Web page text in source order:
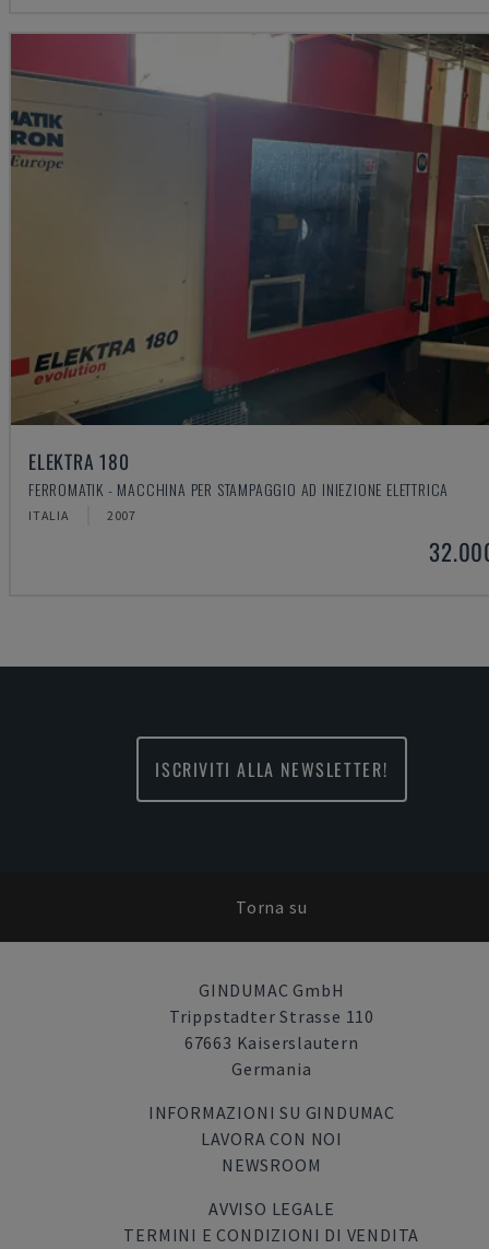
ELEKTRA 180
FERROMATIK - MACCHINA PER STAMPAGGIO AD INIEZIONE ELETTRICA
ITALIA 2007
ISCRIVITI ALLA NEWSLETTER!
Torna su
GINDUMAC GmbH
Trippstadter Strasse 110
67663 Kaiserslautern
Germania
INFORMAZIONI SU GINDUMAC
LAVORA CON NOI
NEWSROOM
AVVISO LEGALE
TERMINI E CONDIZIONI DI VENDITA